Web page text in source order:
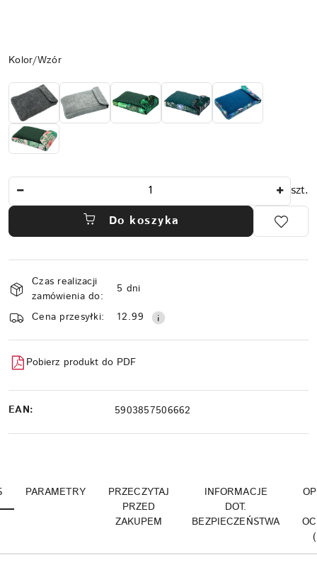
Wariant
Kolor/Wzór
szt.
Do koszyka
i
dostawa
Czas realizacji
zamówienia do:
5 dni
Cena przesyłki:
12.99
Pobierz produkt do PDF
EAN: 5903857506662
PARAMETRY
PRZECZYTAJ
PRZED
ZAKUPEM
INFORMACJE
DOT.
BEZPIECZEŃSTWA